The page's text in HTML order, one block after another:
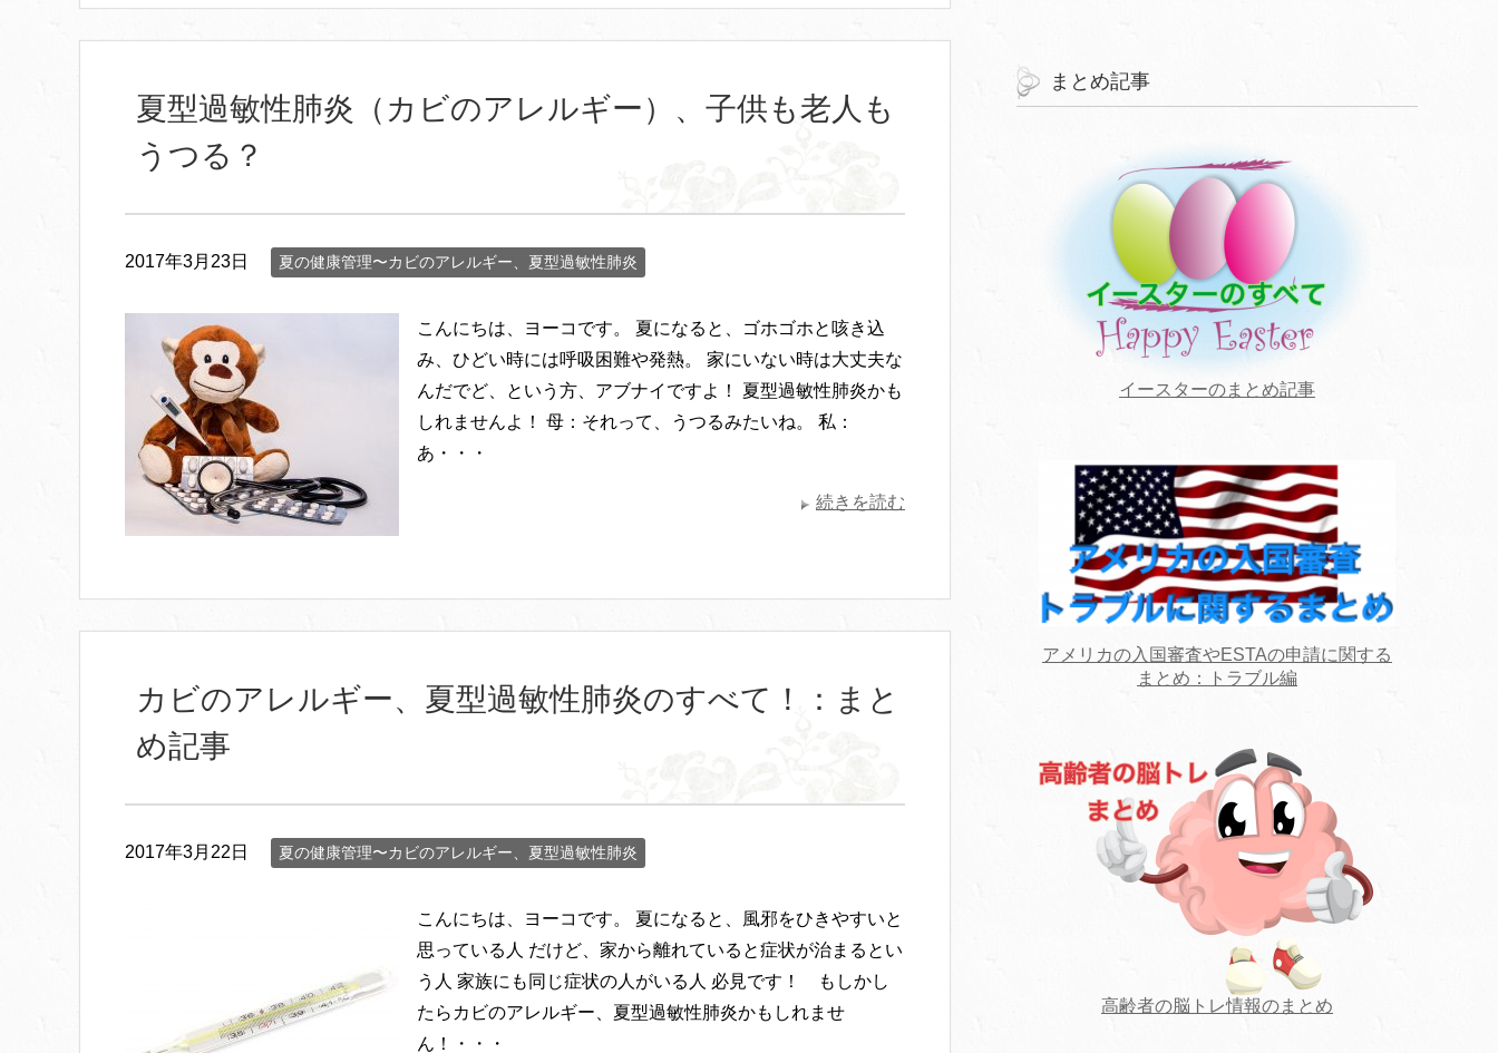
夏型過敏性肺炎（カビのアレルギー）、子供も老人も
うつる？
2017年3月23日 夏の健康管理〜カビのアレルギー、夏型過敏性肺炎
こんにちは、ヨーコです。 夏になると、ゴホゴホと咳き込
み、ひどい時には呼吸困難や発熱。 家にいない時は大丈夫な
んだでど、という方、アブナイですよ！ 夏型過敏性肺炎かも
しれませんよ！ 母：それって、うつるみたいね。 私：
あ・・・
続きを読む
カビのアレルギー、夏型過敏性肺炎のすべて！：まと
め記事
2017年3月22日 夏の健康管理〜カビのアレルギー、夏型過敏性肺炎
こんにちは、ヨーコです。 夏になると、風邪をひきやすいと
思っている人 だけど、家から離れていると症状が治まるとい
う人 家族にも同じ症状の人がいる人 必見です！ もしかし
たらカビのアレルギー、夏型過敏性肺炎かもしれませ
ん！・・・
まとめ記事
イースターのまとめ記事
アメリカの入国審査やESTAの申請に関する
まとめ：トラブル編
高齢者の脳トレ情報のまとめ